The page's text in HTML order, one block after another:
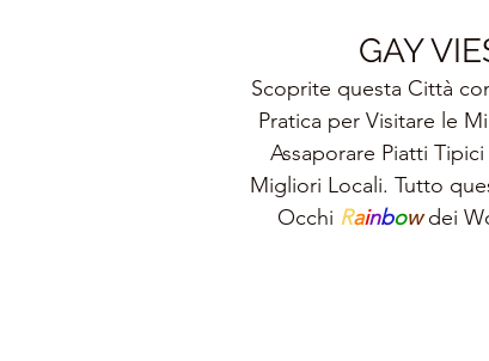
GAY
Scoprite questa Città
Pratica per Visitare le
Assaporare Piatti
Migliori Locali. Tutto
Occhi Rainbow dei